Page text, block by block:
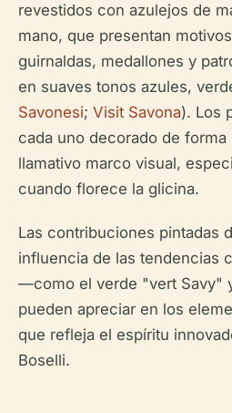
revestidos con azulejos de
mano, que presentan
guirnaldas, medallones y
en suaves tonos azules,
Savonesi; Visit Savona). Los
cada uno decorado de
llamativo marco visual,
cuando florece la glicina.
Las contribuciones pintadas
influencia de las tendencias
—como el verde "vert Savy"
pueden apreciar en los
que refleja el espíritu
Boselli.